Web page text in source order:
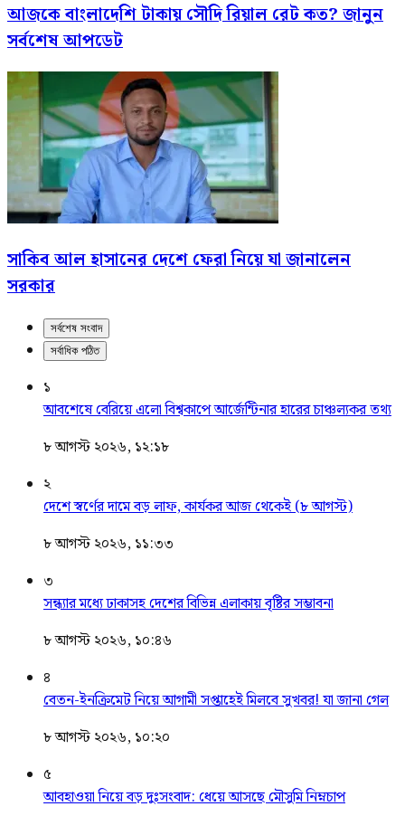
আজকে বাংলাদেশি টাকায় সৌদি রিয়াল রেট কত? জানুন
সর্বশেষ আপডেট
সাকিব আল হাসানের দেশে ফেরা নিয়ে যা জানালেন
সরকার
সর্বশেষ সংবাদ
সর্বাধিক পঠিত
১
আবশেষে বেরিয়ে এলো বিশ্বকাপে আর্জেন্টিনার হারের চাঞ্চল্যকর তথ্য
৮ আগস্ট ২০২৬, ১২:১৮
২
দেশে স্বর্ণের দামে বড় লাফ, কার্যকর আজ থেকেই (৮ আগস্ট)
৮ আগস্ট ২০২৬, ১১:৩৩
৩
সন্ধ্যার মধ্যে ঢাকাসহ দেশের বিভিন্ন এলাকায় বৃষ্টির সম্ভাবনা
৮ আগস্ট ২০২৬, ১০:৪৬
৪
বেতন-ইনক্রিমেট নিয়ে আগামী সপ্তাহেই মিলবে সুখবর! যা জানা গেল
৮ আগস্ট ২০২৬, ১০:২০
৫
আবহাওয়া নিয়ে বড় দুঃসংবাদ: ধেয়ে আসছে মৌসুমি নিম্নচাপ